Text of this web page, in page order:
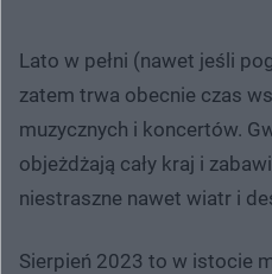
Lato w pełni (nawet jeśli
zatem trwa obecnie czas
muzycznych i koncertów.
objeżdżają cały kraj i
niestraszne nawet wiatr i
Sierpień 2023 to w istocie